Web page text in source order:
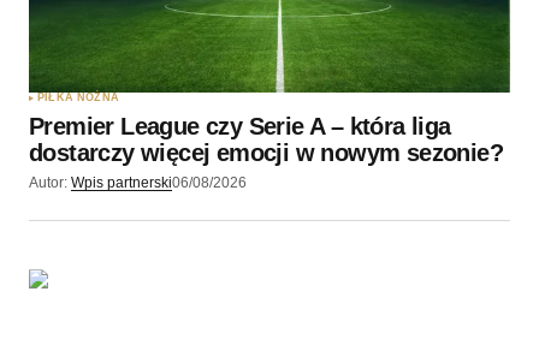
Zapamiętaj moje dane w tej przeglądarce podczas
pisania kolejnych komentarzy.
Wyślij komentarz
PIŁKA NOŻNA
Premier League czy Serie A – która liga
dostarczy więcej emocji w nowym sezonie?
Autor: Wpis partnerski06/08/2026